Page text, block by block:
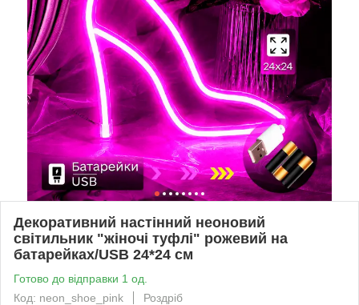
Декоративний настінний неоновий
світильник "жіночі туфлі" рожевий на
батарейках/USB 24*24 см
Готово до відправки 1 од.
Код: neon_shoe_pink
Роздріб